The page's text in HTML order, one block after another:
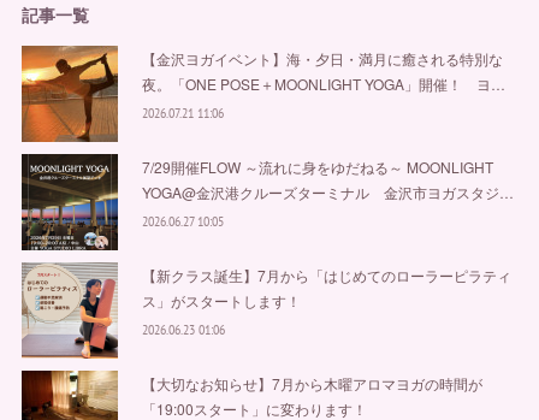
記事一覧
【金沢ヨガイベント】海・夕日・満月に癒される特別な
夜。「ONE POSE＋MOONLIGHT YOGA」開催！ ヨ…
2026.07.21 11:06
7/29開催FLOW ～流れに身をゆだねる～ MOONLIGHT
YOGA@金沢港クルーズターミナル 金沢市ヨガスタジ…
2026.06.27 10:05
【新クラス誕生】7月から「はじめてのローラーピラティ
ス」がスタートします！
2026.06.23 01:06
【大切なお知らせ】7月から木曜アロマヨガの時間が
「19:00スタート」に変わります！